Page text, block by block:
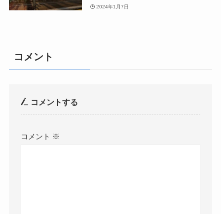
2024年1月7日
コメント
コメントする
コメント ※